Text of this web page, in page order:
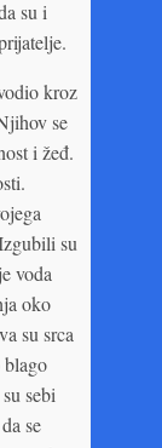
su i
kroz
se
i žeđ.
su
voda
oko
su srca
blago
sebi
se